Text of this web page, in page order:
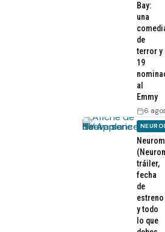
Bay:
una
de
terror y
19
al
Emmy
6
tráiler,
fecha
de
estreno
y todo
lo que